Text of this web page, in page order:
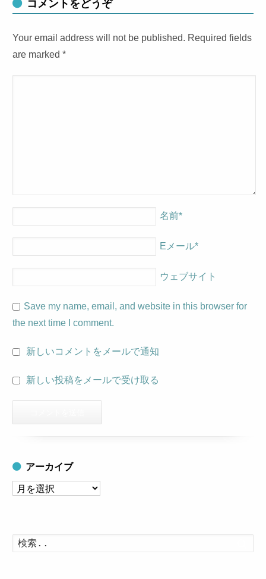
コメントをどうぞ
Your email address will not be published. Required fields
are marked*
名前*
Eメール*
ウェブサイト
Save my name, email, and website in this browser for
the next time I comment.
新しいコメントをメールで通知
新しい投稿をメールで受け取る
アーカイブ
ア
イ
ブ
索